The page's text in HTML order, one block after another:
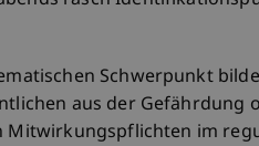
Schwerpunkt
aus der Gefährdung
Mitwirkungspflichten im